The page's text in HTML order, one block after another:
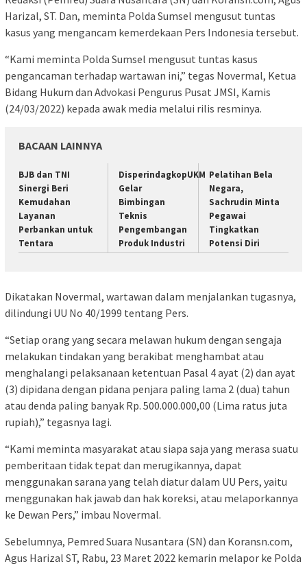
Harizal, ST. Dan, meminta Polda Sumsel mengusut tuntas
kasus yang mengancam kemerdekaan Pers Indonesia tersebut.
“Kami meminta Polda Sumsel mengusut tuntas kasus
pengancaman terhadap wartawan ini,” tegas Novermal, Ketua
Bidang Hukum dan Advokasi Pengurus Pusat JMSI, Kamis
(24/03/2022) kepada awak media melalui rilis resminya.
BACAAN LAINNYA
BJB dan TNI
Sinergi Beri
Kemudahan
Layanan
Perbankan untuk
Tentara
DisperindagkopUKM
Gelar
Bimbingan
Teknis
Pengembangan
Produk Industri
Pelatihan Bela
Negara,
Sachrudin Minta
Pegawai
Tingkatkan
Potensi Diri
Dikatakan Novermal, wartawan dalam menjalankan tugasnya,
dilindungi UU No 40/1999 tentang Pers.
“Setiap orang yang secara melawan hukum dengan sengaja
melakukan tindakan yang berakibat menghambat atau
menghalangi pelaksanaan ketentuan Pasal 4 ayat (2) dan ayat
(3) dipidana dengan pidana penjara paling lama 2 (dua) tahun
atau denda paling banyak Rp. 500.000.000,00 (Lima ratus juta
rupiah),” tegasnya lagi.
“Kami meminta masyarakat atau siapa saja yang merasa suatu
pemberitaan tidak tepat dan merugikannya, dapat
menggunakan sarana yang telah diatur dalam UU Pers, yaitu
menggunakan hak jawab dan hak koreksi, atau melaporkannya
ke Dewan Pers,” imbau Novermal.
Sebelumnya, Pemred Suara Nusantara (SN) dan Koransn.com,
Agus Harizal ST, Rabu, 23 Maret 2022 kemarin melapor ke Polda